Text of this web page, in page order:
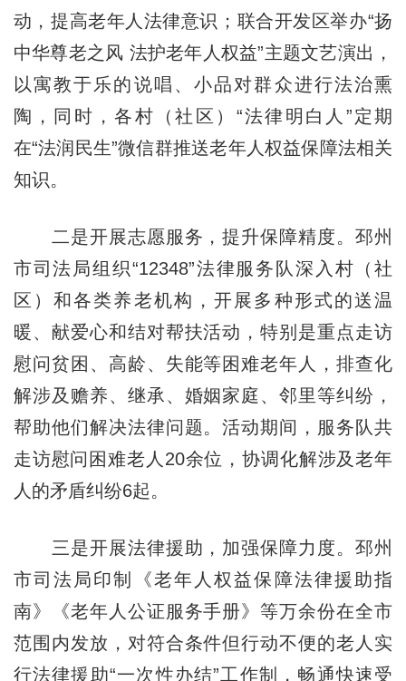
动，提高老年人法律意识；联合开发区举办“扬
中华尊老之风 法护老年人权益”主题文艺演出，
以寓教于乐的说唱、小品对群众进行法治熏
陶，同时，各村（社区）“法律明白人”定期
在“法润民生”微信群推送老年人权益保障法相关
知识。
二是开展志愿服务，提升保障精度。邳州
市司法局组织“12348”法律服务队深入村（社
区）和各类养老机构，开展多种形式的送温
暖、献爱心和结对帮扶活动，特别是重点走访
慰问贫困、高龄、失能等困难老年人，排查化
解涉及赡养、继承、婚姻家庭、邻里等纠纷，
帮助他们解决法律问题。活动期间，服务队共
走访慰问困难老人20余位，协调化解涉及老年
人的矛盾纠纷6起。
三是开展法律援助，加强保障力度。邳州
市司法局印制《老年人权益保障法律援助指
南》《老年人公证服务手册》等万余份在全市
范围内发放，对符合条件但行动不便的老人实
行法律援助“一次性办结”工作制，畅通快速受